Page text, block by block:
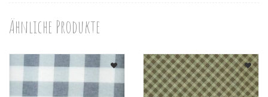
Ähnliche Produkte